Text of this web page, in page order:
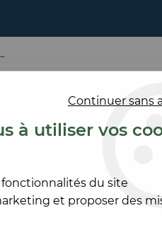
SOL >CALE
Continuer sans
à utiliser vos
du site
et proposer des